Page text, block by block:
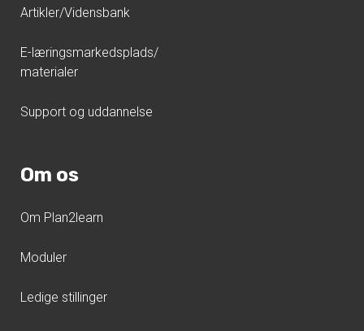
Artikler/Vidensbank
E-læringsmarkedsplads/
materialer
Support og uddannelse
Om os
Om Plan2learn
Moduler
Ledige stillinger